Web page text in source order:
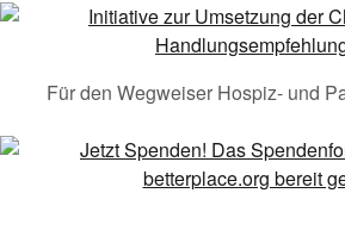
Für den Wegweiser Hospiz- und